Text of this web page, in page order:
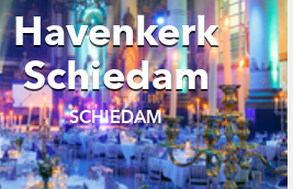
Havenkerk
Schiedam
SCHIEDAM